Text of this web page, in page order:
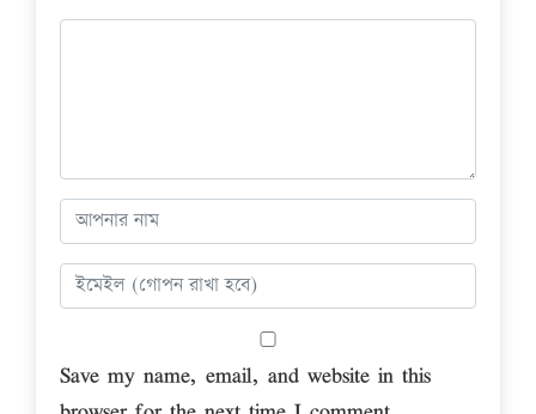
Save my name, email, and website in this